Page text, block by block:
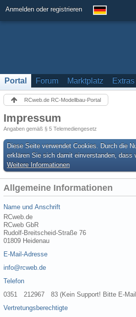
Anmelden oder registrieren
Portal Forum Marktplatz Extras
RCweb.de RC-Modellbau-Portal
Impressum
Angaben gemäß § 5 Telemediengesetz
Diese Seite verwendet Cookies. Durch die
erklären Sie sich damit einverstanden, dass
Weitere Informationen
Allgemeine Informationen
Name und Anschrift
RCweb.de
RCweb GbR
Rudolf-Breitscheid-Straße 76
01809 Heidenau
E-Mail-Adresse
info@rcweb.de
Telefon
0351 212967 83 (Kein Support! Bitte E-
Vertretungsberechtigte